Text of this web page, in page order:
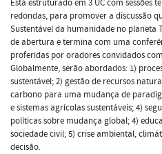
redondas, para promover a discussão
Sustentável da humanidade no planeta
de abertura e termina com uma
proferidas por oradores convidados
Globalmente, serão abordados: 1)
sustentável; 2) gestão de recursos
carbono para uma mudança de
e sistemas agrícolas sustentáveis; 4)
políticas sobre mudança global; 4)
sociedade civil; 5) crise ambiental,
decisão.